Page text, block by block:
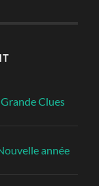
Clues
année